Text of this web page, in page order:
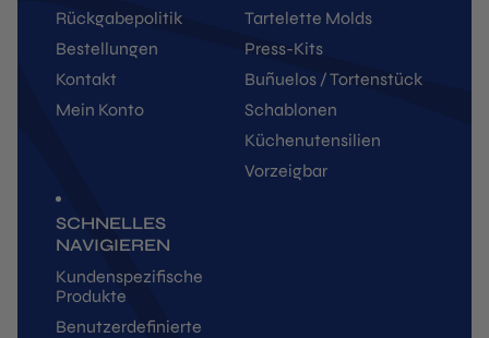
Rückgabepolitik
Bestellungen
Kontakt
Mein Konto
Tartelette Molds
Press-Kits
Buñuelos / Tortenstück
Schablonen
Küchenutensilien
Vorzeigbar
SCHNELLES
NAVIGIEREN
Kundenspezifische
Produkte
Benutzerdefinierte